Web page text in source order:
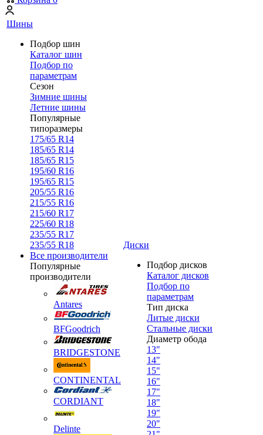
Шины
Подбор шин
Каталог шин
Подбор по
параметрам
Сезон
Зимние шины
Летние шины
Популярные
типоразмеры
175/65 R14
185/65 R14
185/65 R15
195/60 R16
195/65 R15
205/55 R16
215/55 R16
215/60 R17
225/60 R18
235/55 R17
235/55 R18
Все производители
Популярные
производители
Antares
BFGoodrich
BRIDGESTONE
CONTINENTAL
CORDIANT
Delinte
Диски
Подбор дисков
Каталог дисков
Подбор по
параметрам
Тип диска
Литые диски
Стальные диски
Диаметр обода
13"
14"
15"
16"
17"
18"
19"
20"